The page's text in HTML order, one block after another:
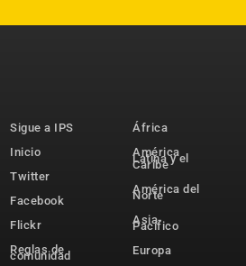
Sigue a IPS
Inicio
Twitter
Facebook
Flickr
Reglas de
comunidad
África
América
Latina y el
Caribe
América del
Norte
Asia-
Pacífico
Europa